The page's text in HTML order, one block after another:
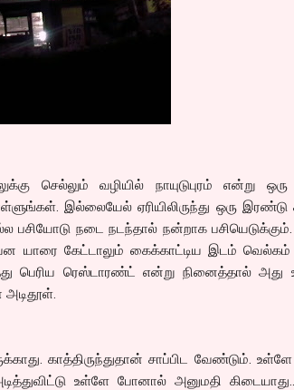
செல்லும் வழியில் நாயுடுபுரம் என்று
இல்லையேல் ஏரியிலிருந்து ஒரு இரண்டு
பசியோடு நடை நடந்தால் நன்றாக
யாரை கேட்டாலும் கைக்காட்டிய இடம்
பெரிய ரெஸ்டாரண்ட் என்று நினைத்தால் அது
காத்திருந்துதான் சாப்பிட வேண்டும்.
உள்ளே போனால் அனுமதி கிடையாது..